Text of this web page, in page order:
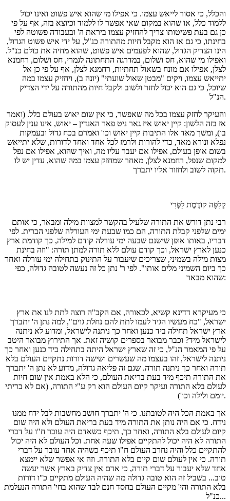
והכלל, כי אסור לייאש עצמו. כי אפילו מי שהוא איש פשוט ואינו יכול
ללמוד כלל, או שהוא במקום שאי אפשר לו ללמוד וכיוצא בזה, אף על פי
כן גם בעת פשיטותו צריך להחזיק עצמו ביראת ה' ובעבודה פשוטה לפי
בחינתו, כי גם אז הוא מקבל חיות מהתורה כנ"ל, על ידי איש פשוט הגדול,
הינו הצדיק הגדול, שהוא לפעמים איש פשוט, שהוא מחיה את כולם כנ"ל.
ואפילו מי שהוא, חס ושלום, במדרגה התחתונה לגמרי, חס ושלום, רחמנא
לצלן, אפילו אם מונח בשאול תחתיות, רחמנא לצלן, אף על פי כן אל
יתייאש עצמו, ויקים "מבטן שאול שועתי" (יונה ב), ויחזיק עצמו במה
שיוכל, כי גם הוא יכול לחזר ולשוב ולקבל חיות מהתורה על ידי הצדיק
הנ"ל.
והעיקר לחזק עצמו בכל מה שאפשר, כי אין שום יאוש בעולם כלל. (ואמר
אז בזה הלשון: קיין יאוש איז גאר ניט פאר האנדין – יאוש, אינו ענין לעסוק
בו), ומשך מאד אלו התיבות קיין יאוש וכו' ואמרם בכח גדול ובעמקות
נפלא ונורא מאד, כדי להורות ולרמז לכל אחד ואחד לדורות, שלא יתייאש
בשום אופן בעולם, אפילו אם יעבר עליו מה, ואיך שהוא, אפילו אם נפל
למקום שנפל, רחמנא לצלן, מאחר שמחזק עצמו במה שהוא, עדין יש לו
תקוה לשוב ולחזור אליו יתברך.
קְלִפָּה קוֹדֶמֶת לַפְּרִי
רבי נתן דורש את התורה שלעיל בהקשר למצוות מילה ומבאר, כי אותם
ימים שלפני קבלת התורה, הם כמו שבעת ימי העורלה שלפני הברית. לפי
דבריו, באותו אופן שישנם שבעה ימי עורלה קודם למילה, כך קודמת ארץ
כנען לארץ ישראל, וכך קודם עולם ללא תורה למתן תורה: "וזה בחינת
מצות מילה בשמיני, שצריכים שיעבור על התינוק בתחילה ימי עורלה ואחר
כך ביום השמיני מלים אותו". לפי ר' נתן כל זה נעשה לטובה גדולה, כפי
שהוא מבאר:
כי מעיקרא דדינא קשיא, לכאורה, אם הקב"ה רוצה לתת לנו את ארץ
ישראל, "כח מעשיו הגיד לעמו לתת להם נחלת גוים", למה נתן ה' יתברך
ארץ ישראל תחילה ביד כנען ואחר כך ניתנה לישראל, ומדוע לא ניתנה
לישראל מיד? וכבר מבואר בספרים קושיה זאת. אך התירוץ מבואר היטב
על פי המאמר הנ"ל, כי זה שארץ ישראל היתה בתחילה ביד כנען ואחר כך
ניתנה לישראל, זהו בעצמו מה שעשרים ושישה דורות נתקיים העולם בלא
תורה ואחר כך ניתנה תורה. שגם זה פליאה גדולה, מדוע לא נתן ה' יתברך
את התורה תיכף מיד בעת בריאת העולם, כי הלא באמת אין שום חיות
לעולם בלא התורה ועיקר קיום העולם הוא רק ע"י התורה, (אם לא בריתי
יומם ולילה וכו').
אך באמת הכל היה לטובתנו. כי ה' יתברך חושב מחשבות לבל ידח ממנו
נידח. כי אם היה נותן את התורה מיד בעת בריאת העולם ולא היה שום
קיום לעולם בלא התורה, ואחר כך, תיכף כשאדם היה עובר ח"ו על דברי
התורה לא היה יכול להתקיים אפילו שעה אחת. וכל העולם לא היה יכול
להתקיים כלל והיה נחרב העולם ח"ו תיכף כשהיה אחד עובר על דברי
תורה. כי אין לעולם שום קיום בלא התורה. וזה אי אפשר שלא יימצא
אחד שלא יעבור על דברי תורה, כי אדם אין צדיק בארץ אשר יעשה
טוב... בשביל זה הוא טובה גדולה מה שהיה העולם מתקיים כ"ו דורות
בלא התורה והי' מקיים העולם בחסד חנם לבד שהוא בחי' התורה הנעלמת
כנ"ל...